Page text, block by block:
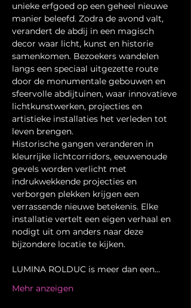
unieke erfgoed op een geheel nieuwe
manier beleefd. Zodra de avond valt,
verandert de abdij in een magisch
decor waar licht, kunst en historie
samenkomen. Bezoekers wandelen
langs een speciaal uitgezette route
door de monumentale gebouwen en
sfeervolle abdijtuinen, waar innovatieve
lichtkunstwerken, projecties en
artistieke installaties het verleden tot
leven brengen.
Historische gangen veranderen in
kleurrijke lichtcorridors, eeuwenoude
gevels worden verlicht met
indrukwekkende projecties en
verborgen plekken krijgen een
verrassende nieuwe betekenis. Elke
installatie vertelt een eigen verhaal en
nodigt uit om anders naar deze
bijzondere locatie te kijken.
LUMINA ROLDUC is meer dan een…
Mehr anzeigen